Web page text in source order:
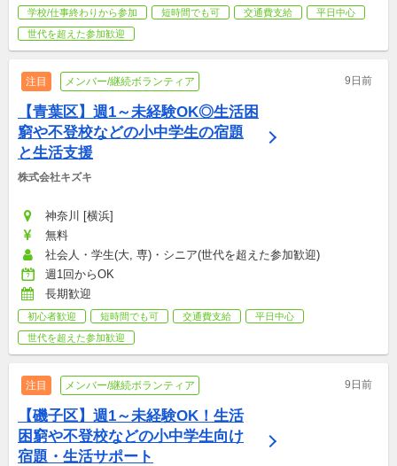
学校/仕事終わりから参加 短時間でも可 交通費支給
平日中心
世代を超えた参加歓迎
注目 メンバー/継続ボランティア 9日前
【青葉区】週1～未経験OK◎生活困
窮や不登校などの小中学生の宿題
と生活支援
株式会社キズキ
神奈川 [横浜]
無料
社会人・学生(大, 専)・シニア(世代を超えた参加歓迎)
週1回からOK
長期歓迎
初心者歓迎 短時間でも可 交通費支給
平日中心
世代を超えた参加歓迎
注目 メンバー/継続ボランティア 9日前
【磯子区】週1～未経験OK！生活
困窮や不登校などの小中学生向け
宿題・生活サポート